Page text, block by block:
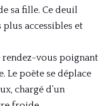
sa fille. Ce deuil
accessibles et
rendez-vous poignant
Le poète se déplace
chargé d’un